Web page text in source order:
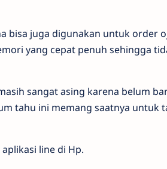
bisa juga digunakan untuk order
yang cepat penuh sehingga
sangat asing karena belum
tahu ini memang saatnya untuk
line di Hp.